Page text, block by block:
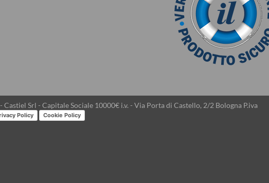
Castiel Srl - Capitale Sociale 10000€ i.v. - Via Porta di Castello, 2/2 Bologna P.iva
Policy Cookie Policy